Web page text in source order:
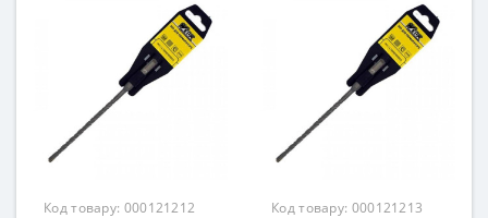
Код товару: 000121212
Код товару: 000121213